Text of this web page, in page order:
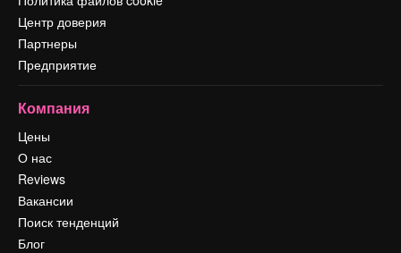
Центр доверия
Партнеры
Предприятие
Компания
Цены
О нас
Reviews
Вакансии
Поиск тенденций
Блог